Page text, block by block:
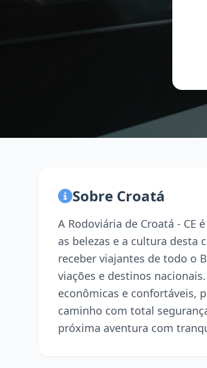
Sobre Croatá
A Rodoviária de Croatá -
as belezas e a cultura desta
receber viajantes de todo o
viações e destinos
econômicas e confortáveis,
caminho com total
próxima aventura com